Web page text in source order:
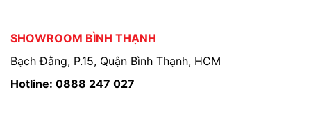
SHOWROOM BÌNH THẠNH
Bạch Đằng, P.15, Quận Bình Thạnh, HCM
Hotline: 0888 247 027